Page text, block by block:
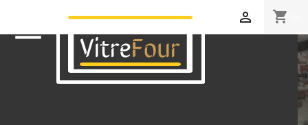
 shopping_cart
